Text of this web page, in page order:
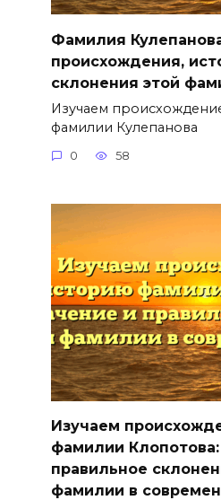
Фамилия
происхождения,
склонения этой
Изучаем
фамилии Кулепанова
0 58
Изучаем
фамилии
правильное
фамилии в